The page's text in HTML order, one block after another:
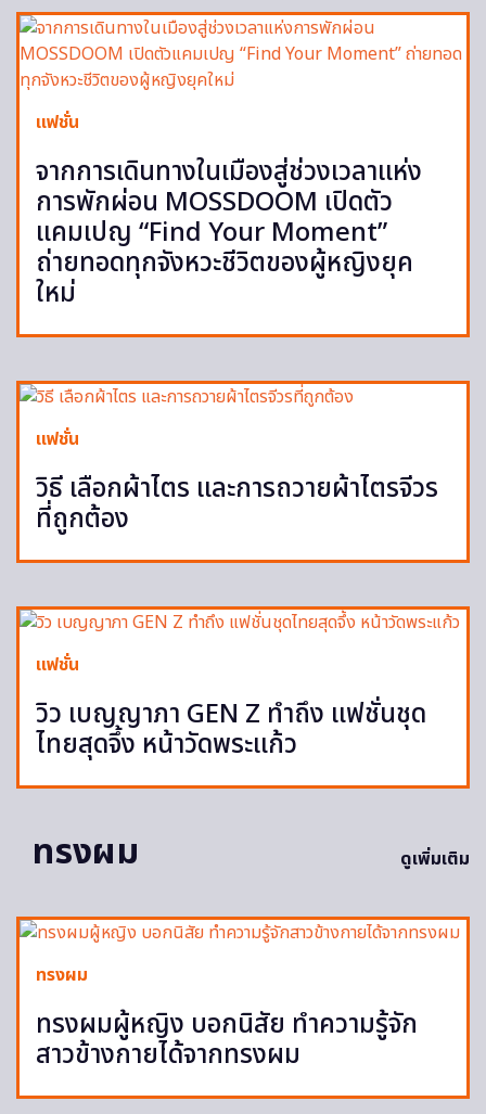
แฟชั่น
จากการเดินทางในเมืองสู่ช่วงเวลาแห่ง
การพักผ่อน MOSSDOOM เปิดตัว
แคมเปญ “Find Your Moment”
ถ่ายทอดทุกจังหวะชีวิตของผู้หญิงยุค
ใหม่
แฟชั่น
วิธี เลือกผ้าไตร และการถวายผ้าไตรจีวร
ที่ถูกต้อง
แฟชั่น
วิว เบญญาภา GEN Z ทำถึง แฟชั่นชุด
ไทยสุดจึ้ง หน้าวัดพระแก้ว
ทรงผม ดูเพิ่มเติม
ทรงผม
ทรงผมผู้หญิง บอกนิสัย ทำความรู้จัก
สาวข้างกายได้จากทรงผม